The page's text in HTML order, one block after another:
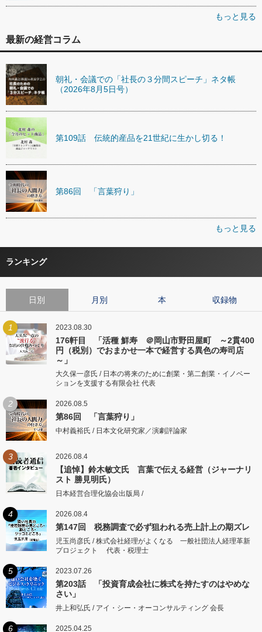
もっと見る
最新の経営コラム
朝礼・会議での「社長の３分間スピーチ」ネタ帳
（2026年8月5日号）
第109話 伝統的産品を21世紀に生かし切る！
第86回 「言葉狩り」
もっと見る
ランキング
日別 月別 本 収録物
1 2023.08.30
176軒目 「活種 鮮寿 ＠岡山市野田屋町 ～2貫400
円（税別）でおまかせ一本で経営する異色の寿司店
～」
大久保一彦氏 / 日本の将来のために創業・第二創業・イノベー
ションを支援する有限会社 代表
2 2026.08.5
第86回 「言葉狩り」
中村義裕氏 / 日本文化研究家／演劇評論家
3 2026.08.4
【追悼】鈴木敏文氏 言葉で伝える経営（ジャーナリ
スト 勝見明氏）
日本経営合理化協会出版局 /
4 2026.08.4
第147回 税務調査で必ず狙われる売上計上の期ズレ
児玉尚彦氏 / 株式会社経理がよくなる 一般社団法人経理革新
プロジェクト 代表・税理士
5 2023.07.26
第203話 「投資育成会社に株式を持たすのはやめな
さい」
井上和弘氏 / アイ・シー・オーコンサルティング 会長
6 2025.04.25